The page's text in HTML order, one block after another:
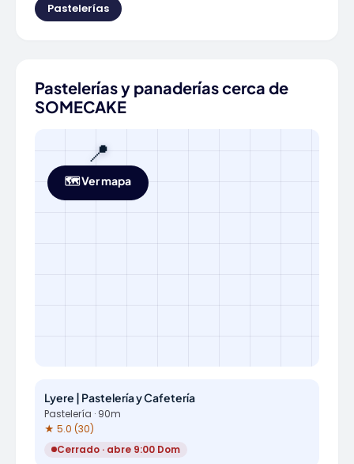
Pastelerías
Pastelerías y panaderías cerca de
SOMECAKE
📍
🗺️ Ver mapa
Lyere | Pastelería y Cafetería
Pastelería · 90m
★ 5.0 (30)
Cerrado · abre 9:00 Dom